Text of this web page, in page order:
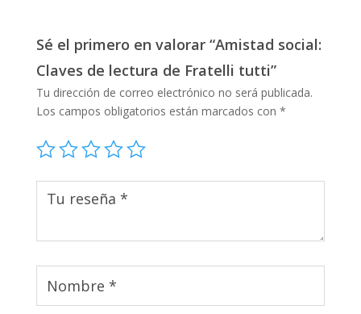
Sé el primero en valorar “Amistad social:
Claves de lectura de Fratelli tutti”
Tu dirección de correo electrónico no será publicada.
Los campos obligatorios están marcados con *